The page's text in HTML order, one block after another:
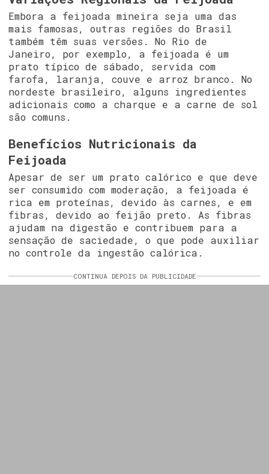
Embora a feijoada mineira seja uma das
mais famosas, outras regiões do Brasil
também têm suas versões. No Rio de
Janeiro, por exemplo, a feijoada é um
prato típico de sábado, servida com
farofa, laranja, couve e arroz branco. No
nordeste brasileiro, alguns ingredientes
adicionais como a charque e a carne de sol
são comuns.
Benefícios Nutricionais da
Feijoada
Apesar de ser um prato calórico e que deve
ser consumido com moderação, a feijoada é
rica em proteínas, devido às carnes, e em
fibras, devido ao feijão preto. As fibras
ajudam na digestão e contribuem para a
sensação de saciedade, o que pode auxiliar
no controle da ingestão calórica.
CONTINUA DEPOIS DA PUBLICIDADE